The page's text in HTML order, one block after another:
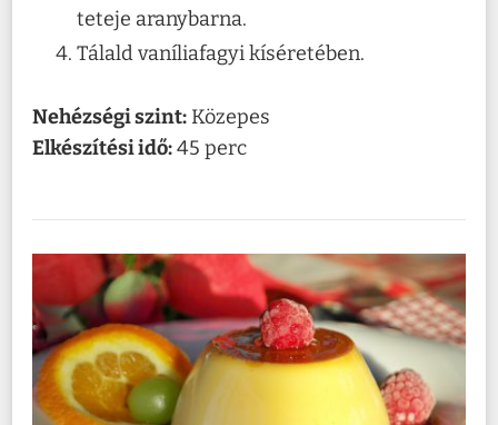
teteje aranybarna.
Tálald vaníliafagyi kíséretében.
Nehézségi szint: Közepes
Elkészítési idő:45 perc